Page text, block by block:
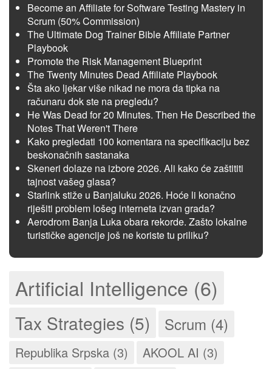
Become an Affiliate for Software Testing Mastery in
Scrum (50% Commission)
The Ultimate Dog Trainer Bible Affiliate Partner
Playbook
Promote the Risk Management Blueprint
The Twenty Minutes Dead Affiliate Playbook
Šta ako ljekar više nikad ne mora da tipka na
računaru dok ste na pregledu?
He Was Dead for 20 Minutes. Then He Described the
Notes That Weren't There
Kako pregledati 100 komentara na specifikaciju bez
beskonačnih sastanaka
Skeneri dolaze na izbore 2026. Ali kako će zaštititi
tajnost vašeg glasa?
Starlink stiže u Banjaluku 2026. Hoće li konačno
riješiti problem lošeg interneta izvan grada?
Aerodrom Banja Luka obara rekorde. Zašto lokalne
turističke agencije još ne koriste tu priliku?
Artificial Intelligence (6)
Tax Strategies (5) Scrum (4)
Republika Srpska (3) AKOOL AI (3)